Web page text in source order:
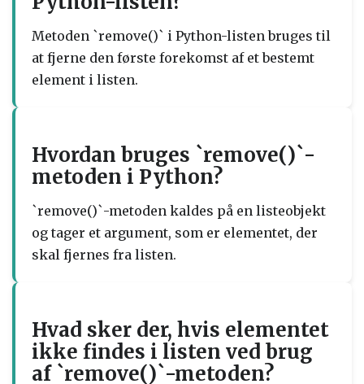
Metoden `remove()` i Python-listen bruges til
at fjerne den første forekomst af et bestemt
element i listen.
Hvordan bruges `remove()`-
metoden i Python?
`remove()`-metoden kaldes på en listeobjekt
og tager et argument, som er elementet, der
skal fjernes fra listen.
Hvad sker der, hvis elementet
ikke findes i listen ved brug
af `remove()`-metoden?